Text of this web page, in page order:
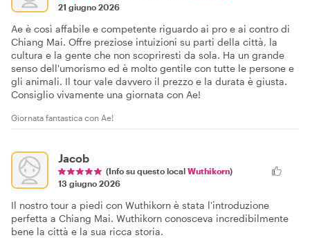
21 giugno 2026
Ae è così affabile e competente riguardo ai pro e ai contro di
Chiang Mai. Offre preziose intuizioni su parti della città, la
cultura e la gente che non scopriresti da sola. Ha un grande
senso dell'umorismo ed è molto gentile con tutte le persone e
gli animali. Il tour vale davvero il prezzo e la durata è giusta.
Consiglio vivamente una giornata con Ae!
Giornata fantastica con Ae!
Jacob
(Info su questo local Wuthikorn)
13 giugno 2026
Il nostro tour a piedi con Wuthikorn è stata l'introduzione
perfetta a Chiang Mai. Wuthikorn conosceva incredibilmente
bene la città e la sua ricca storia.